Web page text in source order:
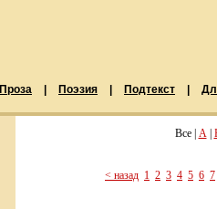
Проза Поэзия Подтекст
Все | А|
< назад 1 2 3 4 5 6 7